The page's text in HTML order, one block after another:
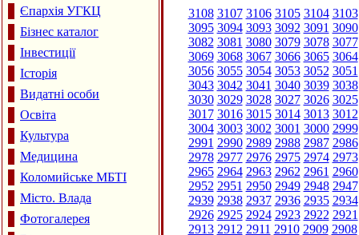
Єпархія УГКЦ
Бізнес каталог
Інвестиції
Історія
Видатні особи
Освіта
Культура
Медицина
Коломийське МБТІ
Місто. Влада
Фотогалерея
3108 3107 3106 3105 3104 3103
3095 3094 3093 3092 3091 3090
3082 3081 3080 3079 3078 3077
3069 3068 3067 3066 3065 3064
3056 3055 3054 3053 3052 3051
3043 3042 3041 3040 3039 3038
3030 3029 3028 3027 3026 3025
3017 3016 3015 3014 3013 3012
3004 3003 3002 3001 3000 2999
2991 2990 2989 2988 2987 2986
2978 2977 2976 2975 2974 2973
2965 2964 2963 2962 2961 2960
2952 2951 2950 2949 2948 2947
2939 2938 2937 2936 2935 2934
2926 2925 2924 2923 2922 2921
2913 2912 2911 2910 2909 2908